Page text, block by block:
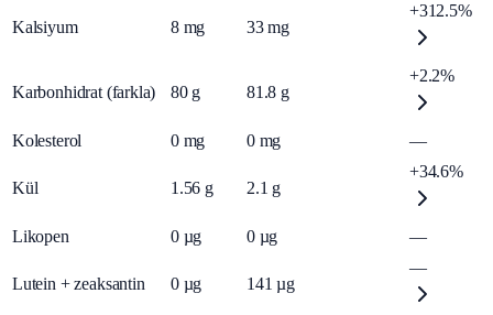
Kalsiyum 8 mg 33 mg
+312.5%
Karbonhidrat (farkla) 80 g 81.8 g
+2.2%
Kolesterol 0 mg 0 mg —
Kül 1.56 g 2.1 g
+34.6%
Likopen 0 µg 0 µg —
Lutein + zeaksantin 0 µg 141 µg
—